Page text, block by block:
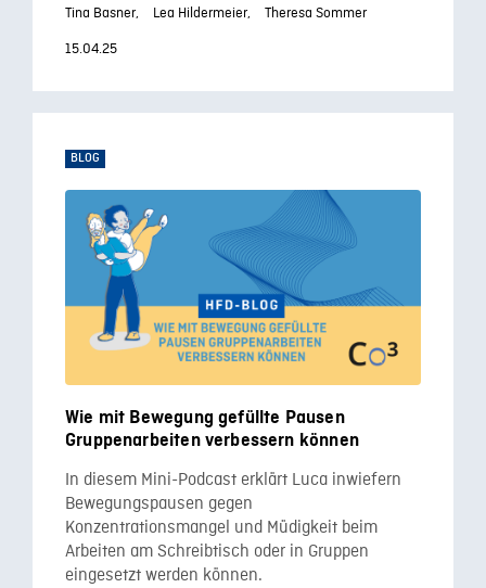
Tina Basner, Lea Hildermeier,
Theresa Sommer
15.04.25
BLOG
Wie mit Bewegung gefüllte Pausen
Gruppenarbeiten verbessern können
In diesem Mini-Podcast erklärt Luca inwiefern
Bewegungspausen gegen
Konzentrationsmangel und Müdigkeit beim
Arbeiten am Schreibtisch oder in Gruppen
eingesetzt werden können.